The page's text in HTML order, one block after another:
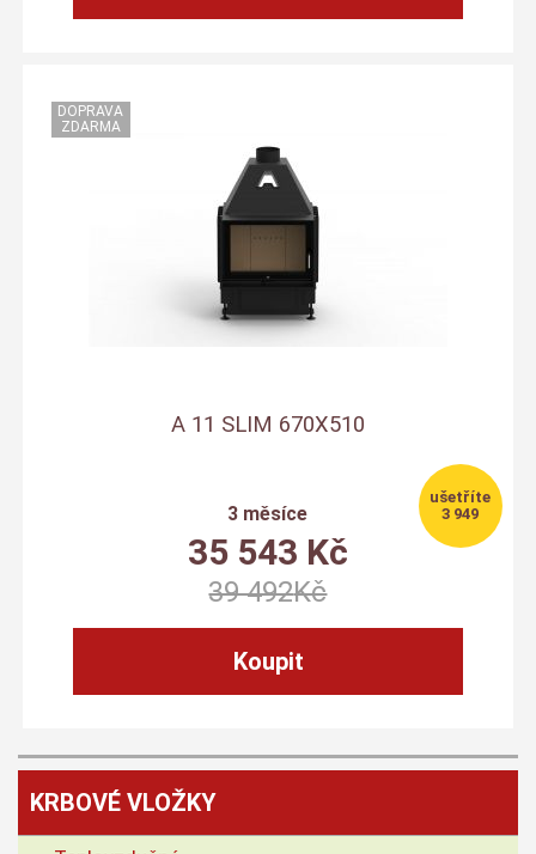
A 11 SLIM 670X510
3 měsíce
35 543 Kč
3 949
39 492Kč
KRBOVÉ VLOŽKY